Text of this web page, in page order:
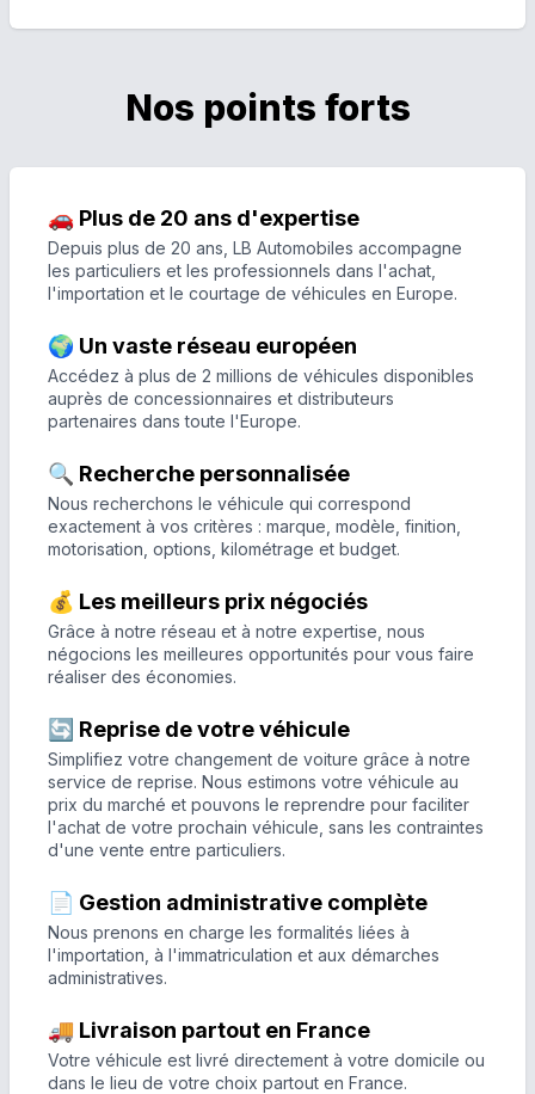
Nos points forts
🚗 Plus de 20 ans d'expertise
Depuis plus de 20 ans, LB Automobiles accompagne
les particuliers et les professionnels dans l'achat,
l'importation et le courtage de véhicules en Europe.
🌍 Un vaste réseau européen
Accédez à plus de 2 millions de véhicules disponibles
auprès de concessionnaires et distributeurs
partenaires dans toute l'Europe.
🔍 Recherche personnalisée
Nous recherchons le véhicule qui correspond
exactement à vos critères : marque, modèle, finition,
motorisation, options, kilométrage et budget.
💰 Les meilleurs prix négociés
Grâce à notre réseau et à notre expertise, nous
négocions les meilleures opportunités pour vous faire
réaliser des économies.
🔄 Reprise de votre véhicule
Simplifiez votre changement de voiture grâce à notre
service de reprise. Nous estimons votre véhicule au
prix du marché et pouvons le reprendre pour faciliter
l'achat de votre prochain véhicule, sans les contraintes
d'une vente entre particuliers.
📄 Gestion administrative complète
Nous prenons en charge les formalités liées à
l'importation, à l'immatriculation et aux démarches
administratives.
🚚 Livraison partout en France
Votre véhicule est livré directement à votre domicile ou
dans le lieu de votre choix partout en France.